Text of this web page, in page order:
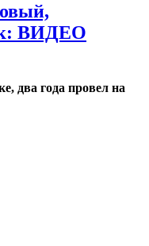
ВИДЕО
два года провел на